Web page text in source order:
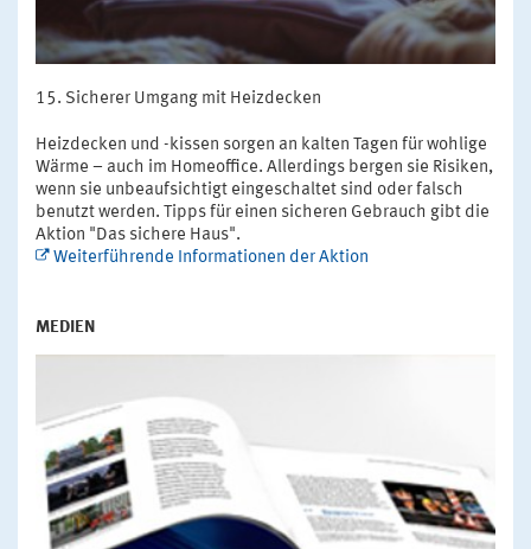
Sicherer Umgang mit Heizdecken
Heizdecken und -kissen sorgen an kalten Tagen für wohlige
Wärme – auch im Homeoffice. Allerdings bergen sie Risiken,
wenn sie unbeaufsichtigt eingeschaltet sind oder falsch
benutzt werden. Tipps für einen sicheren Gebrauch gibt die
Aktion "Das sichere Haus".
Weiterführende Informationen der Aktion
MEDIEN